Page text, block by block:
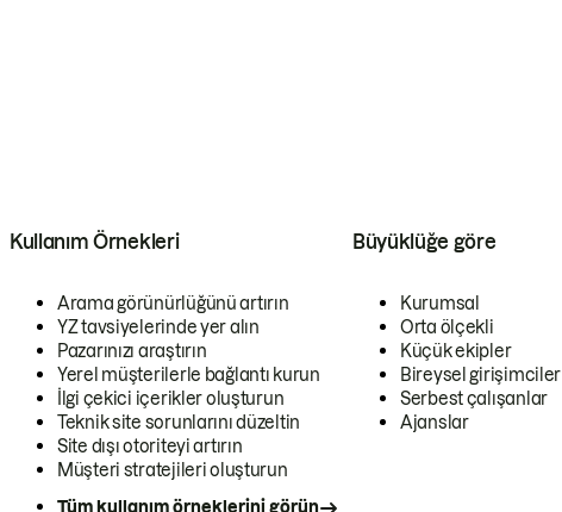
Kullanım Örnekleri
Arama görünürlüğünü artırın
YZ tavsiyelerinde yer alın
Pazarınızı araştırın
Yerel müşterilerle bağlantı kurun
İlgi çekici içerikler oluşturun
Teknik site sorunlarını düzeltin
Site dışı otoriteyi artırın
Müşteri stratejileri oluşturun
Tüm kullanım örneklerini görün
Büyüklüğe göre
Kurumsal
Orta ölçekli
Küçük ekipler
Bireysel girişimciler
Serbest çalışanlar
Ajanslar